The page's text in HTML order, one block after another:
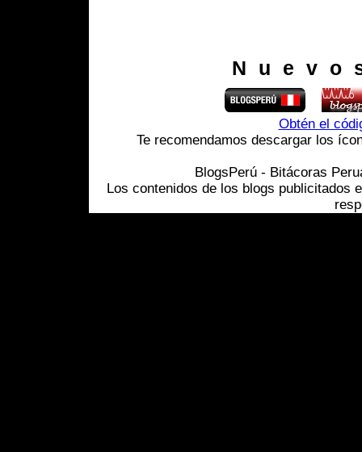
Obtén el
Te recomendamos descargar los
BlogsPerú - Bitácoras
Los contenidos de los blogs publicitados